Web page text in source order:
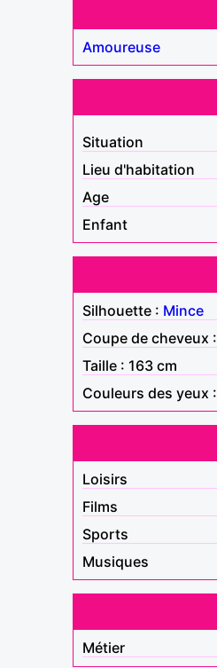
Amoureuse
Situation
Lieu d'habitation
Age
Enfant
Silhouette : Mince
Coupe de cheveux :
Taille : 163 cm
Couleurs des yeux :
Loisirs
Films
Sports
Musiques
Métier